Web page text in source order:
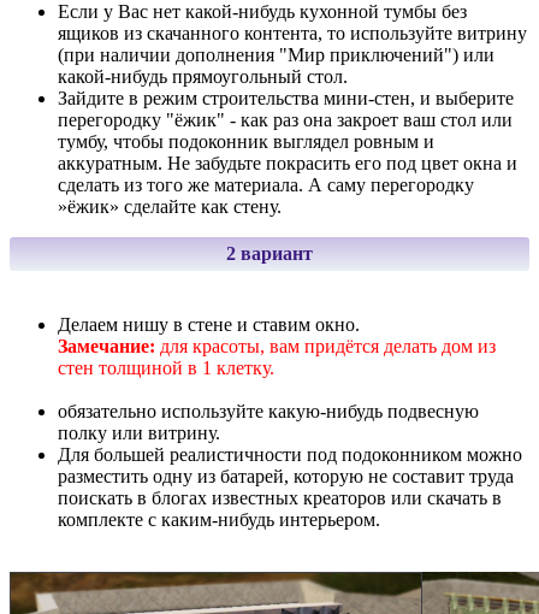
Если у Вас нет какой-нибудь кухонной тумбы без
ящиков из скачанного контента, то используйте витрину
(при наличии дополнения "Мир приключений") или
какой-нибудь прямоугольный стол.
Зайдите в режим строительства мини-стен, и выберите
перегородку "ёжик" - как раз она закроет ваш стол или
тумбу, чтобы подоконник выглядел ровным и
аккуратным. Не забудьте покрасить его под цвет окна и
сделать из того же материала. А саму перегородку
»ёжик» сделайте как стену.
2 вариант
Делаем нишу в стене и ставим окно.
Замечание: для красоты, вам придётся делать дом из
стен толщиной в 1 клетку.
обязательно используйте какую-нибудь подвесную
полку или витрину.
Для большей реалистичности под подоконником можно
разместить одну из батарей, которую не составит труда
поискать в блогах известных креаторов или скачать в
комплекте с каким-нибудь интерьером.